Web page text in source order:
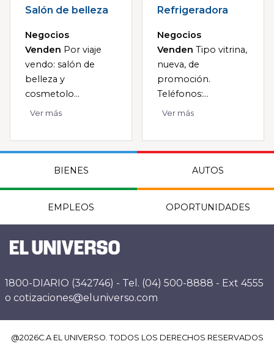
Salón de belleza
Negocios
Venden Por viaje
vendo: salón de
belleza y
cosmetolo...
Ver más
Refrigeradora
Negocios
Venden Tipo vitrina,
nueva, de
promoción.
Teléfonos:...
Ver más
BIENES AUTOS
EMPLEOS OPORTUNIDADES
1800-DIARIO (342746) - Tel. (04) 500-8888 - Ext 4555
o cotizaciones@eluniverso.com
@2026C.A EL UNIVERSO. TODOS LOS DERECHOS RESERVADOS